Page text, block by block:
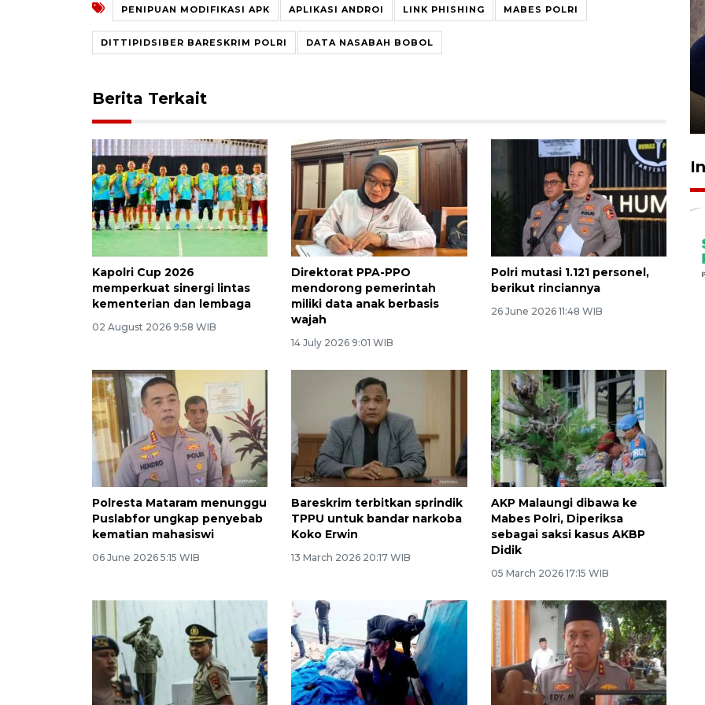
PENIPUAN MODIFIKASI APK APLIKASI ANDROI LINK PHISHING MABES POLRI
DITTIPIDSIBER BARESKRIM POLRI DATA NASABAH BOBOL
Berita Terkait
Kapolri Cup 2026
memperkuat sinergi lintas
kementerian dan lembaga
02 August 2026 9:58 WIB
Direktorat PPA-PPO
mendorong pemerintah
miliki data anak berbasis
wajah
14 July 2026 9:01 WIB
Polri mutasi 1.121 personel,
berikut rinciannya
26 June 2026 11:48 WIB
Polresta Mataram menunggu
Puslabfor ungkap penyebab
kematian mahasiswi
06 June 2026 5:15 WIB
Bareskrim terbitkan sprindik
TPPU untuk bandar narkoba
Koko Erwin
13 March 2026 20:17 WIB
AKP Malaungi dibawa ke
Mabes Polri, Diperiksa
sebagai saksi kasus AKBP
Didik
05 March 2026 17:15 WIB
Awas penipuan berbasis AI